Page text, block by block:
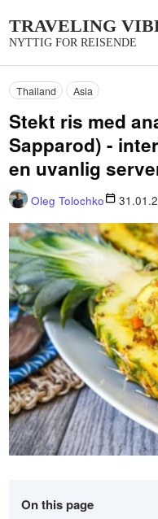
TRAVELING
NYTTIG FOR REISENDE
Thailand Asia
Stekt ris med
Sapparod) -
en uvanlig
Oleg Tolochko
On this page